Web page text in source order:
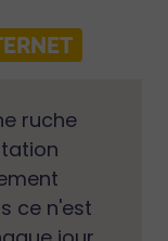
ruche
ce n'est